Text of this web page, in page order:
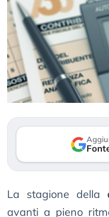
La stagione della
avanti a pieno